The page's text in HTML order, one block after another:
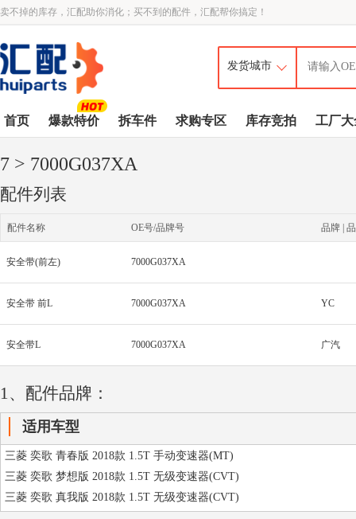
卖不掉的库存，汇配助你消化；买不到的配件，汇配帮你搞定！
首页 爆款特价 拆车件 求购专区 库存竞拍 工厂大
7 > 7000G037XA
配件列表
配件名称 OE号/品牌号 品牌 |
安全带(前左) 7000G037XA
安全带 前L 7000G037XA YC
安全带L 7000G037XA 广汽
1、配件品牌：
适用车型
三菱 奕歌 青春版 2018款 1.5T 手动变速器(MT)
三菱 奕歌 梦想版 2018款 1.5T 无级变速器(CVT)
三菱 奕歌 真我版 2018款 1.5T 无级变速器(CVT)